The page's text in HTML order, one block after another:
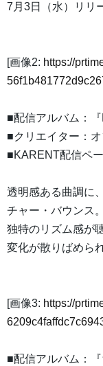
7月3日（水）リリ
[画像2: https://
■配信アルバム：『
■クリエイター：
■KARENT配信ペー
透明感ある曲調に
チャー・バウンス。
独特のリズム感が
変化が散りばめら
[画像3: https://
■配信アルバム：『